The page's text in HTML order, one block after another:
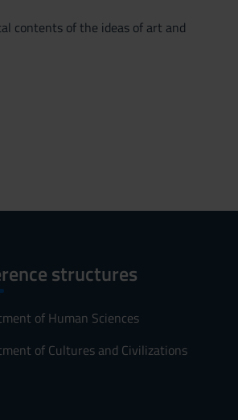
contents of the ideas of art and
structures
of Human Sciences
of Cultures and Civilizations